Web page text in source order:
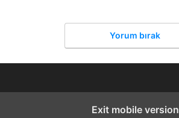
Yorum bırak
Exit mobile version